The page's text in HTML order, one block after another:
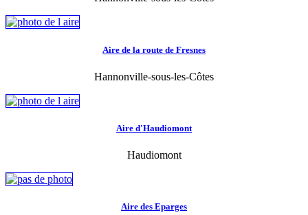
Aire de la route de Fresnes
Hannonville-sous-les-Côtes
Aire d'Haudiomont
Haudiomont
Aire des Eparges